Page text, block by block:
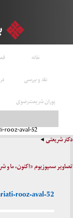
خانه
نقد و بررسی
پوران شریعت‌رضوی
دکتر شریعتی
تصاویر سمپوزیوم «اکنون، ما و
aval-52
rooz-aval-52